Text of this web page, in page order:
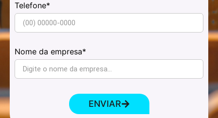
Telefone*
Nome da empresa*
ENVIAR